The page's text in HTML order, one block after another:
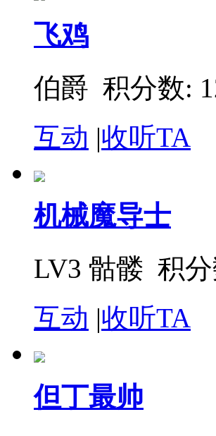
飞鸡
伯爵 积分数:
互动 |收听TA
机械魔导士
LV3 骷髅 积
互动 |收听TA
但丁最帅